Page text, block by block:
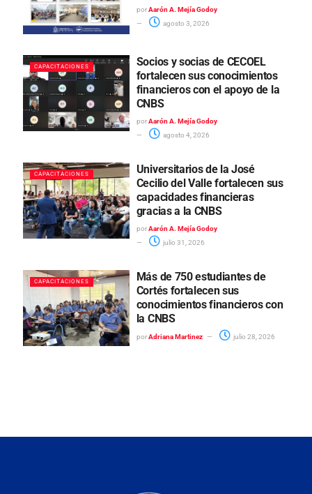
por Aarón A. Mejía Godoy
agosto 3, 2026
CAPACITACIONES
Socios y socias de CECOEL
fortalecen sus conocimientos
financieros con el apoyo de la
CNBS
por Aarón A. Mejía Godoy
agosto 4, 2026
CAPACITACIONES
Universitarios de la José
Cecilio del Valle fortalecen sus
capacidades financieras
gracias a la CNBS
por Aarón A. Mejía Godoy
julio 31, 2026
CAPACITACIONES
Más de 750 estudiantes de
Cortés fortalecen sus
conocimientos financieros con
la CNBS
por Adriana Martinez julio 28, 2026